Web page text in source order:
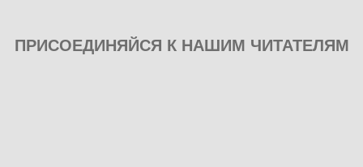
ПРИСОЕДИНЯЙСЯ К НАШИМ ЧИТАТЕЛЯМ